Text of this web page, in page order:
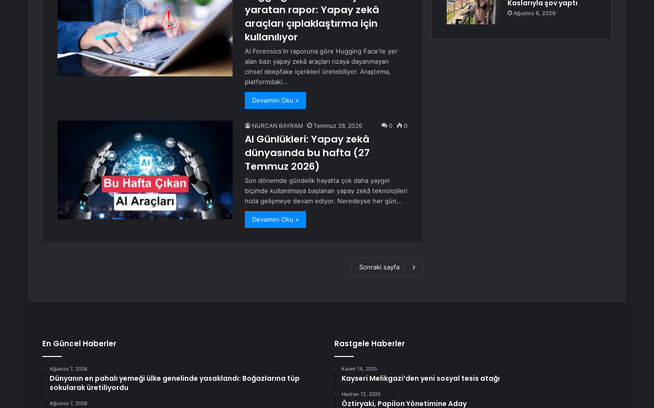
yaratan rapor: Yapay zekâ
araçları çıplaklaştırma için
kullanılıyor
AI Forensics'in raporuna göre Hugging Face'te yer
alan bazı yapay zekâ araçları rızaya dayanmayan
cinsel deepfake içerikleri üretebiliyor. Araştırma,
platformdaki…
Devamını Oku »
NURCAN BAYRAM Temmuz 28, 2026 0 0
AI Günlükleri: Yapay zekâ
dünyasında bu hafta (27
Temmuz 2026)
Son dönemde gündelik hayatta çok daha yaygın
biçimde kullanılmaya başlanan yapay zekâ teknolojileri
hızla gelişmeye devam ediyor. Neredeyse her gün…
Devamını Oku »
Sonraki sayfa
Kaslarıyla şov yaptı
Ağustos 6, 2026
En Güncel Haberler
Ağustos 7, 2026
Dünyanın en pahalı yemeği ülke genelinde yasaklandı: Boğazlarına tüp
sokularak üretiliyordu
Ağustos 7, 2026
Rastgele Haberler
Kasım 14, 2025
Kayseri Melikgazi’den yeni sosyal tesis atağı
Haziran 12, 2025
Öztiryaki, Papilon Yönetimine Aday